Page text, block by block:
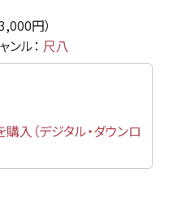
円）
ル： 尺八
入（デジタル・ダウンロ